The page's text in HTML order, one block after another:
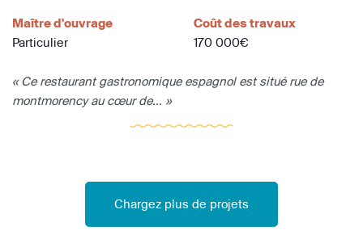
Maître d'ouvrage
Particulier
Coût des travaux
170 000€
« Ce restaurant gastronomique espagnol est situé rue de
montmorency au cœur de... »
Chargez plus de projets